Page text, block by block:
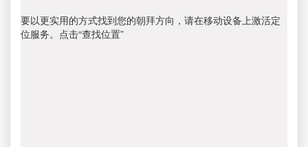
要以更实用的方式找到您的朝拜方向，请在移动设备上激活定
位服务。点击“查找位置”